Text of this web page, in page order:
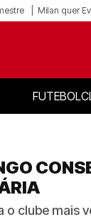
Milan quer
FUTEBOL
o clube mais